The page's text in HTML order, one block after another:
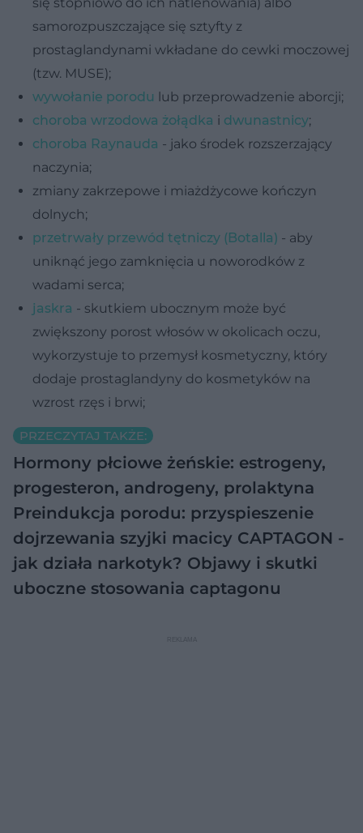
samorozpuszczające się sztyfty z
prostaglandynami wkładane do cewki moczowej
(tzw. MUSE);
wywołanie porodu lub przeprowadzenie aborcji;
choroba wrzodowa żołądka i dwunastnicy;
choroba Raynauda - jako środek rozszerzający
naczynia;
zmiany zakrzepowe i miażdżycowe kończyn
dolnych;
przetrwały przewód tętniczy (Botalla) - aby
uniknąć jego zamknięcia u noworodków z
wadami serca;
jaskra - skutkiem ubocznym może być
zwiększony porost włosów w okolicach oczu,
wykorzystuje to przemysł kosmetyczny, który
dodaje prostaglandyny do kosmetyków na
wzrost rzęs i brwi;
PRZECZYTAJ TAKŻE:
Hormony płciowe żeńskie: estrogeny,
progesteron, androgeny, prolaktyna
Preindukcja porodu: przyspieszenie
dojrzewania szyjki macicy CAPTAGON -
jak działa narkotyk? Objawy i skutki
uboczne stosowania captagonu